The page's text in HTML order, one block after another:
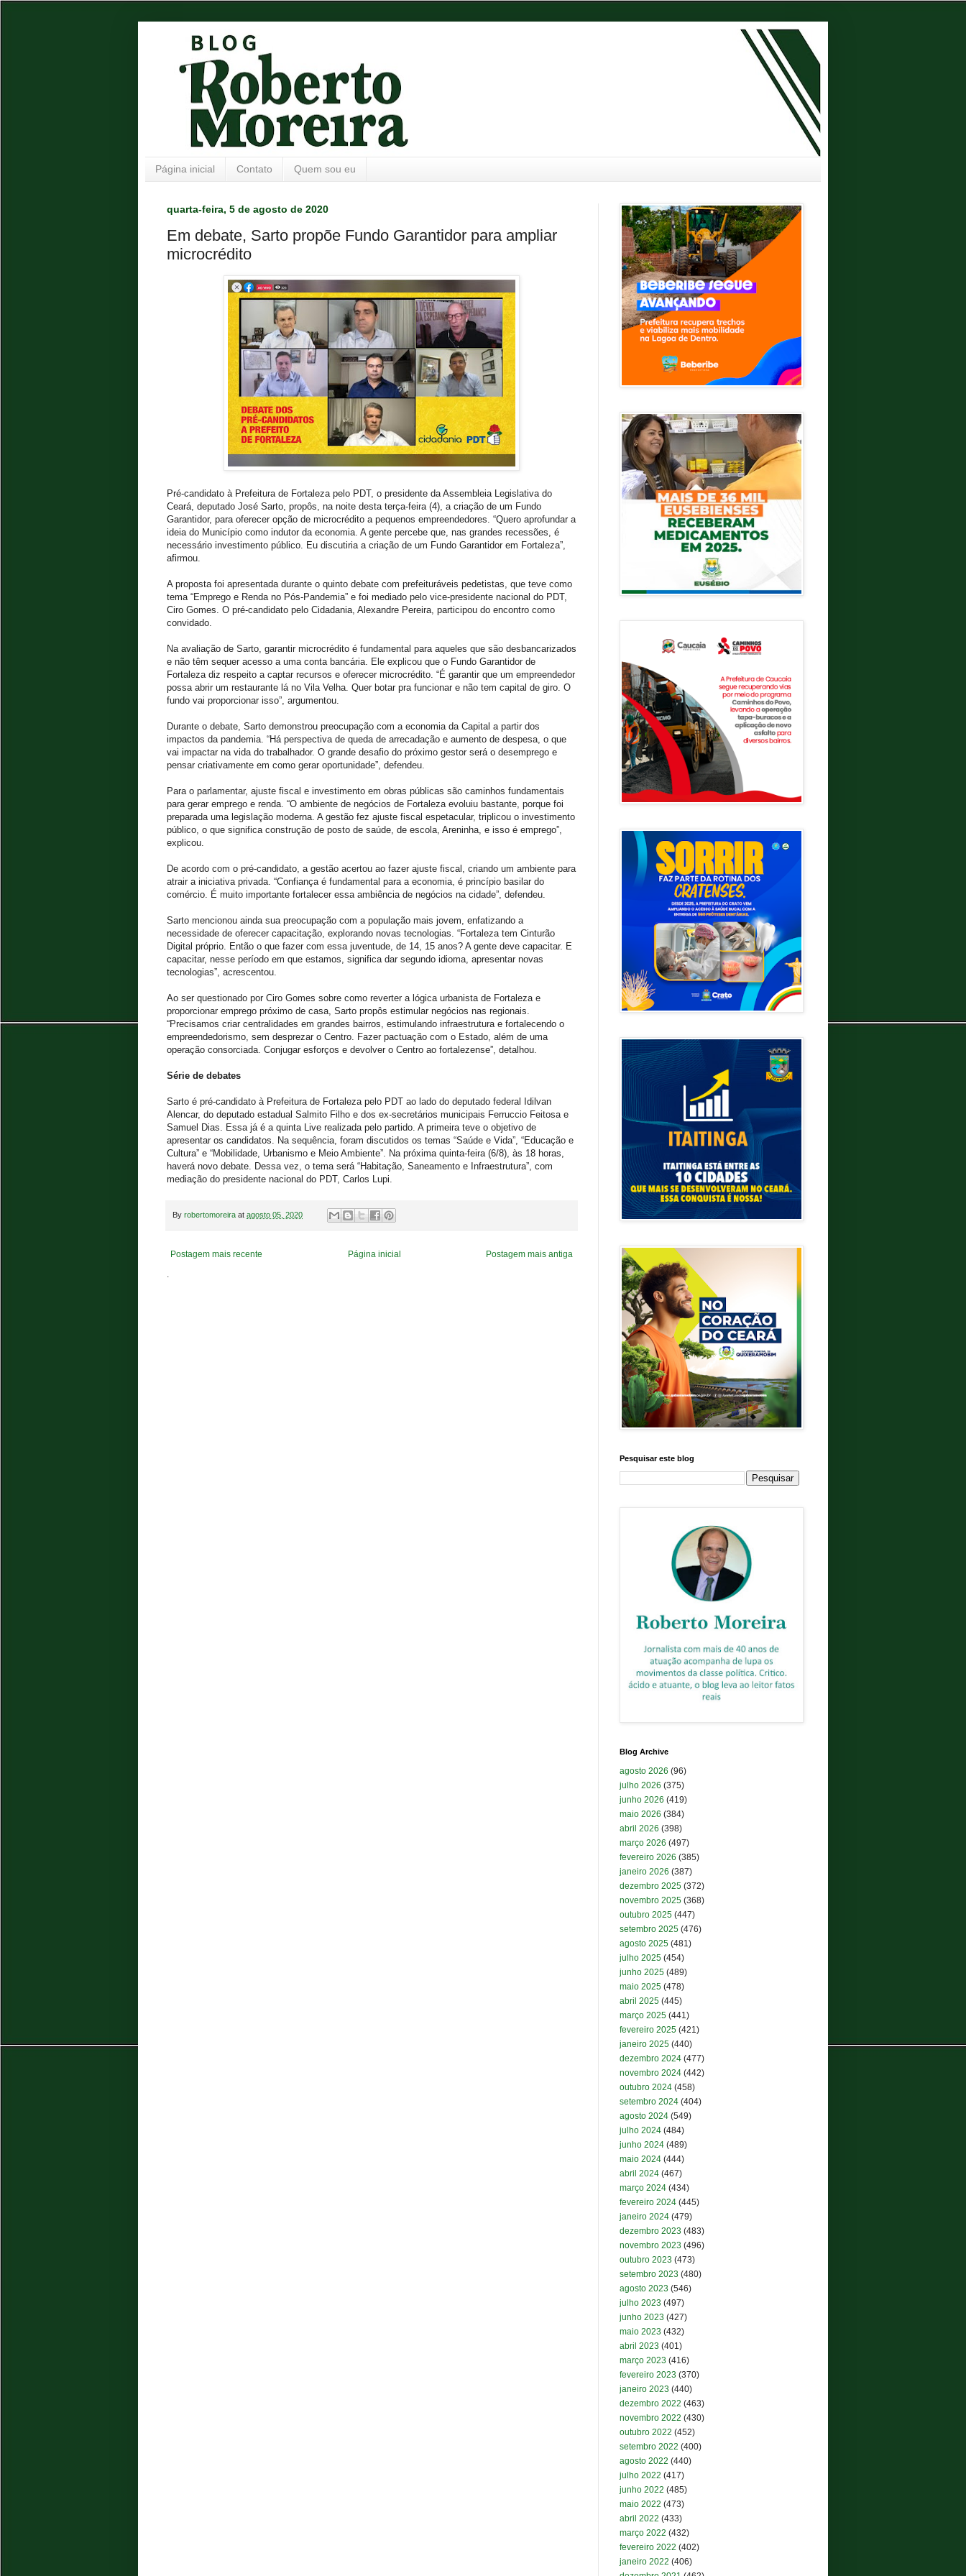
Página inicial Contato Quem sou eu
quarta-feira, 5 de agosto de 2020
Em debate, Sarto propõe Fundo Garantidor para ampliar
microcrédito
Pré-candidato à Prefeitura de Fortaleza pelo PDT, o presidente da Assembleia Legislativa do
Ceará, deputado José Sarto, propôs, na noite desta terça-feira (4), a criação de um Fundo
Garantidor, para oferecer opção de microcrédito a pequenos empreendedores. “Quero aprofundar a
ideia do Município como indutor da economia. A gente percebe que, nas grandes recessões, é
necessário investimento público. Eu discutiria a criação de um Fundo Garantidor em Fortaleza”,
afirmou.
A proposta foi apresentada durante o quinto debate com prefeituráveis pedetistas, que teve como
tema “Emprego e Renda no Pós-Pandemia” e foi mediado pelo vice-presidente nacional do PDT,
Ciro Gomes. O pré-candidato pelo Cidadania, Alexandre Pereira, participou do encontro como
convidado.
Na avaliação de Sarto, garantir microcrédito é fundamental para aqueles que são desbancarizados
e não têm sequer acesso a uma conta bancária. Ele explicou que o Fundo Garantidor de
Fortaleza diz respeito a captar recursos e oferecer microcrédito. “É garantir que um empreendedor
possa abrir um restaurante lá no Vila Velha. Quer botar pra funcionar e não tem capital de giro. O
fundo vai proporcionar isso”, argumentou.
Durante o debate, Sarto demonstrou preocupação com a economia da Capital a partir dos
impactos da pandemia. “Há perspectiva de queda de arrecadação e aumento de despesa, o que
vai impactar na vida do trabalhador. O grande desafio do próximo gestor será o desemprego e
pensar criativamente em como gerar oportunidade”, defendeu.
Para o parlamentar, ajuste fiscal e investimento em obras públicas são caminhos fundamentais
para gerar emprego e renda. “O ambiente de negócios de Fortaleza evoluiu bastante, porque foi
preparada uma legislação moderna. A gestão fez ajuste fiscal espetacular, triplicou o investimento
público, o que significa construção de posto de saúde, de escola, Areninha, e isso é emprego”,
explicou.
De acordo com o pré-candidato, a gestão acertou ao fazer ajuste fiscal, criando um ambiente para
atrair a iniciativa privada. “Confiança é fundamental para a economia, é princípio basilar do
comércio. É muito importante fortalecer essa ambiência de negócios na cidade”, defendeu.
Sarto mencionou ainda sua preocupação com a população mais jovem, enfatizando a
necessidade de oferecer capacitação, explorando novas tecnologias. “Fortaleza tem Cinturão
Digital próprio. Então o que fazer com essa juventude, de 14, 15 anos? A gente deve capacitar. E
capacitar, nesse período em que estamos, significa dar segundo idioma, apresentar novas
tecnologias”, acrescentou.
Ao ser questionado por Ciro Gomes sobre como reverter a lógica urbanista de Fortaleza e
proporcionar emprego próximo de casa, Sarto propôs estimular negócios nas regionais.
“Precisamos criar centralidades em grandes bairros, estimulando infraestrutura e fortalecendo o
empreendedorismo, sem desprezar o Centro. Fazer pactuação com o Estado, além de uma
operação consorciada. Conjugar esforços e devolver o Centro ao fortalezense”, detalhou.
Série de debates
Sarto é pré-candidato à Prefeitura de Fortaleza pelo PDT ao lado do deputado federal Idilvan
Alencar, do deputado estadual Salmito Filho e dos ex-secretários municipais Ferruccio Feitosa e
Samuel Dias. Essa já é a quinta Live realizada pelo partido. A primeira teve o objetivo de
apresentar os candidatos. Na sequência, foram discutidos os temas “Saúde e Vida”, “Educação e
Cultura” e “Mobilidade, Urbanismo e Meio Ambiente”. Na próxima quinta-feira (6/8), às 18 horas,
haverá novo debate. Dessa vez, o tema será “Habitação, Saneamento e Infraestrutura”, com
mediação do presidente nacional do PDT, Carlos Lupi.
By robertomoreira at agosto 05, 2020
Postagem mais recente Postagem mais antiga
Página inicial
.
Pesquisar este blog
Blog Archive
agosto 2026 (96)
julho 2026 (375)
junho 2026 (419)
maio 2026 (384)
abril 2026 (398)
março 2026 (497)
fevereiro 2026 (385)
janeiro 2026 (387)
dezembro 2025 (372)
novembro 2025 (368)
outubro 2025 (447)
setembro 2025 (476)
agosto 2025 (481)
julho 2025 (454)
junho 2025 (489)
maio 2025 (478)
abril 2025 (445)
março 2025 (441)
fevereiro 2025 (421)
janeiro 2025 (440)
dezembro 2024 (477)
novembro 2024 (442)
outubro 2024 (458)
setembro 2024 (404)
agosto 2024 (549)
julho 2024 (484)
junho 2024 (489)
maio 2024 (444)
abril 2024 (467)
março 2024 (434)
fevereiro 2024 (445)
janeiro 2024 (479)
dezembro 2023 (483)
novembro 2023 (496)
outubro 2023 (473)
setembro 2023 (480)
agosto 2023 (546)
julho 2023 (497)
junho 2023 (427)
maio 2023 (432)
abril 2023 (401)
março 2023 (416)
fevereiro 2023 (370)
janeiro 2023 (440)
dezembro 2022 (463)
novembro 2022 (430)
outubro 2022 (452)
setembro 2022 (400)
agosto 2022 (440)
julho 2022 (417)
junho 2022 (485)
maio 2022 (473)
abril 2022 (433)
março 2022 (432)
fevereiro 2022 (402)
janeiro 2022 (406)